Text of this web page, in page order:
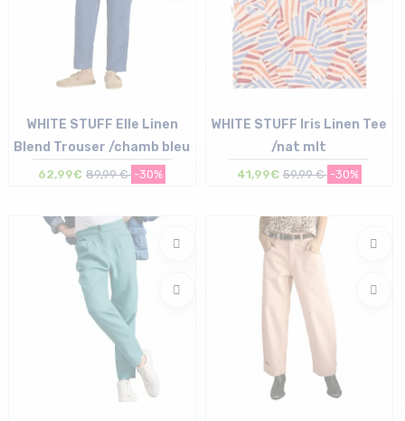
38 (UK10) | 40 (UK12) | 42 (UK14)
WHITE STUFF Elle Linen
Blend Trouser /chamb bleu
62,99€ 89,99 € -30%
38 (UK10) | 40 (UK12)
WHITE STUFF Iris Linen Tee
/nat mlt
41,99€ 59,99 € -30%